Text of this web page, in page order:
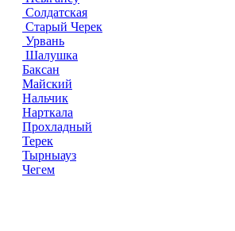
Солдатская
Старый Черек
Урвань
Шалушка
Баксан
Майский
Нальчик
Нарткала
Прохладный
Терек
Тырныауз
Чегем